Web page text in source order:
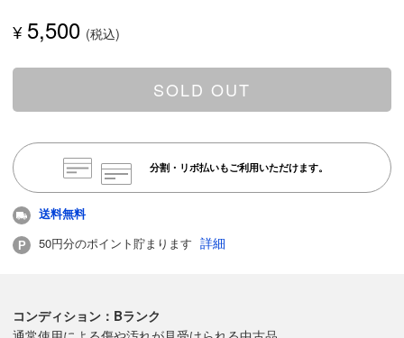
¥ 5,500
SOLD OUT
分割・リボ払いもご利用いただけます。
送料無料
50円分のポイント貯まります 詳細
コンディション：Bランク